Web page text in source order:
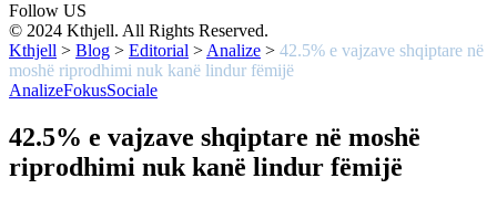
Follow US
© 2024 Kthjell. All Rights Reserved.
Kthjell > Blog > Editorial > Analize > 42.5% e vajzave shqiptare në
moshë riprodhimi nuk kanë lindur fëmijë
AnalizeFokusSociale
42.5% e vajzave shqiptare në moshë
riprodhimi nuk kanë lindur fëmijë